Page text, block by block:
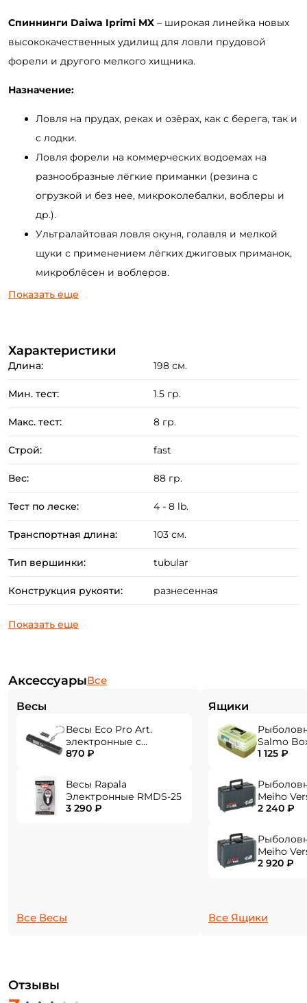
Спиннинги Daiwa Iprimi MX – широкая линейка новых
высококачественных удилищ для ловли прудовой
форели и другого мелкого хищника.
Назначение:
Ловля на прудах, реках и озёрах, как с берега, так и
с лодки.
Ловля форели на коммерческих водоемах на
разнообразные лёгкие приманки (резина с
огрузкой и без нее, микроколебалки, воблеры и
др.).
Ультралайтовая ловля окуня, голавля и мелкой
щуки с применением лёгких джиговых приманок,
микроблёсен и воблеров.
Охота за ручьевой форелью на миниатюрные
Бланк спинннинга выполнен из карбона HVF. На
выбор есть вершинки Solid и Tubular.
и разнесённая эргономичная рукоять из EVA.
Хуккипер для удобного крепления крючка
Запоминающийся дизайн удилища в сочетании с
аккуратной и точной сборкой.
Показать еще
Характеристики
Длина: 198 см.
Мин. тест: 1.5 гр.
Макс. тест: 8 гр.
Строй: fast
Вес: 88 гр.
Тест по леске: 4 - 8 lb.
Транспортная длина: 103 см.
Тип вершинки: tubular
Конструкция рукояти: разнесенная
АксессуарыВсе
Весы
Весы Eco Pro Art.
электронные с
фонарем EPHN-40
870 ₽
Весы Rapala
Электронные RMDS-25
3 290 ₽
Все Весы
Ящики
Salmo
1 125 ₽
Meiho
2 240 ₽
Meiho
2 920 ₽
Все Ящики
Отзывы